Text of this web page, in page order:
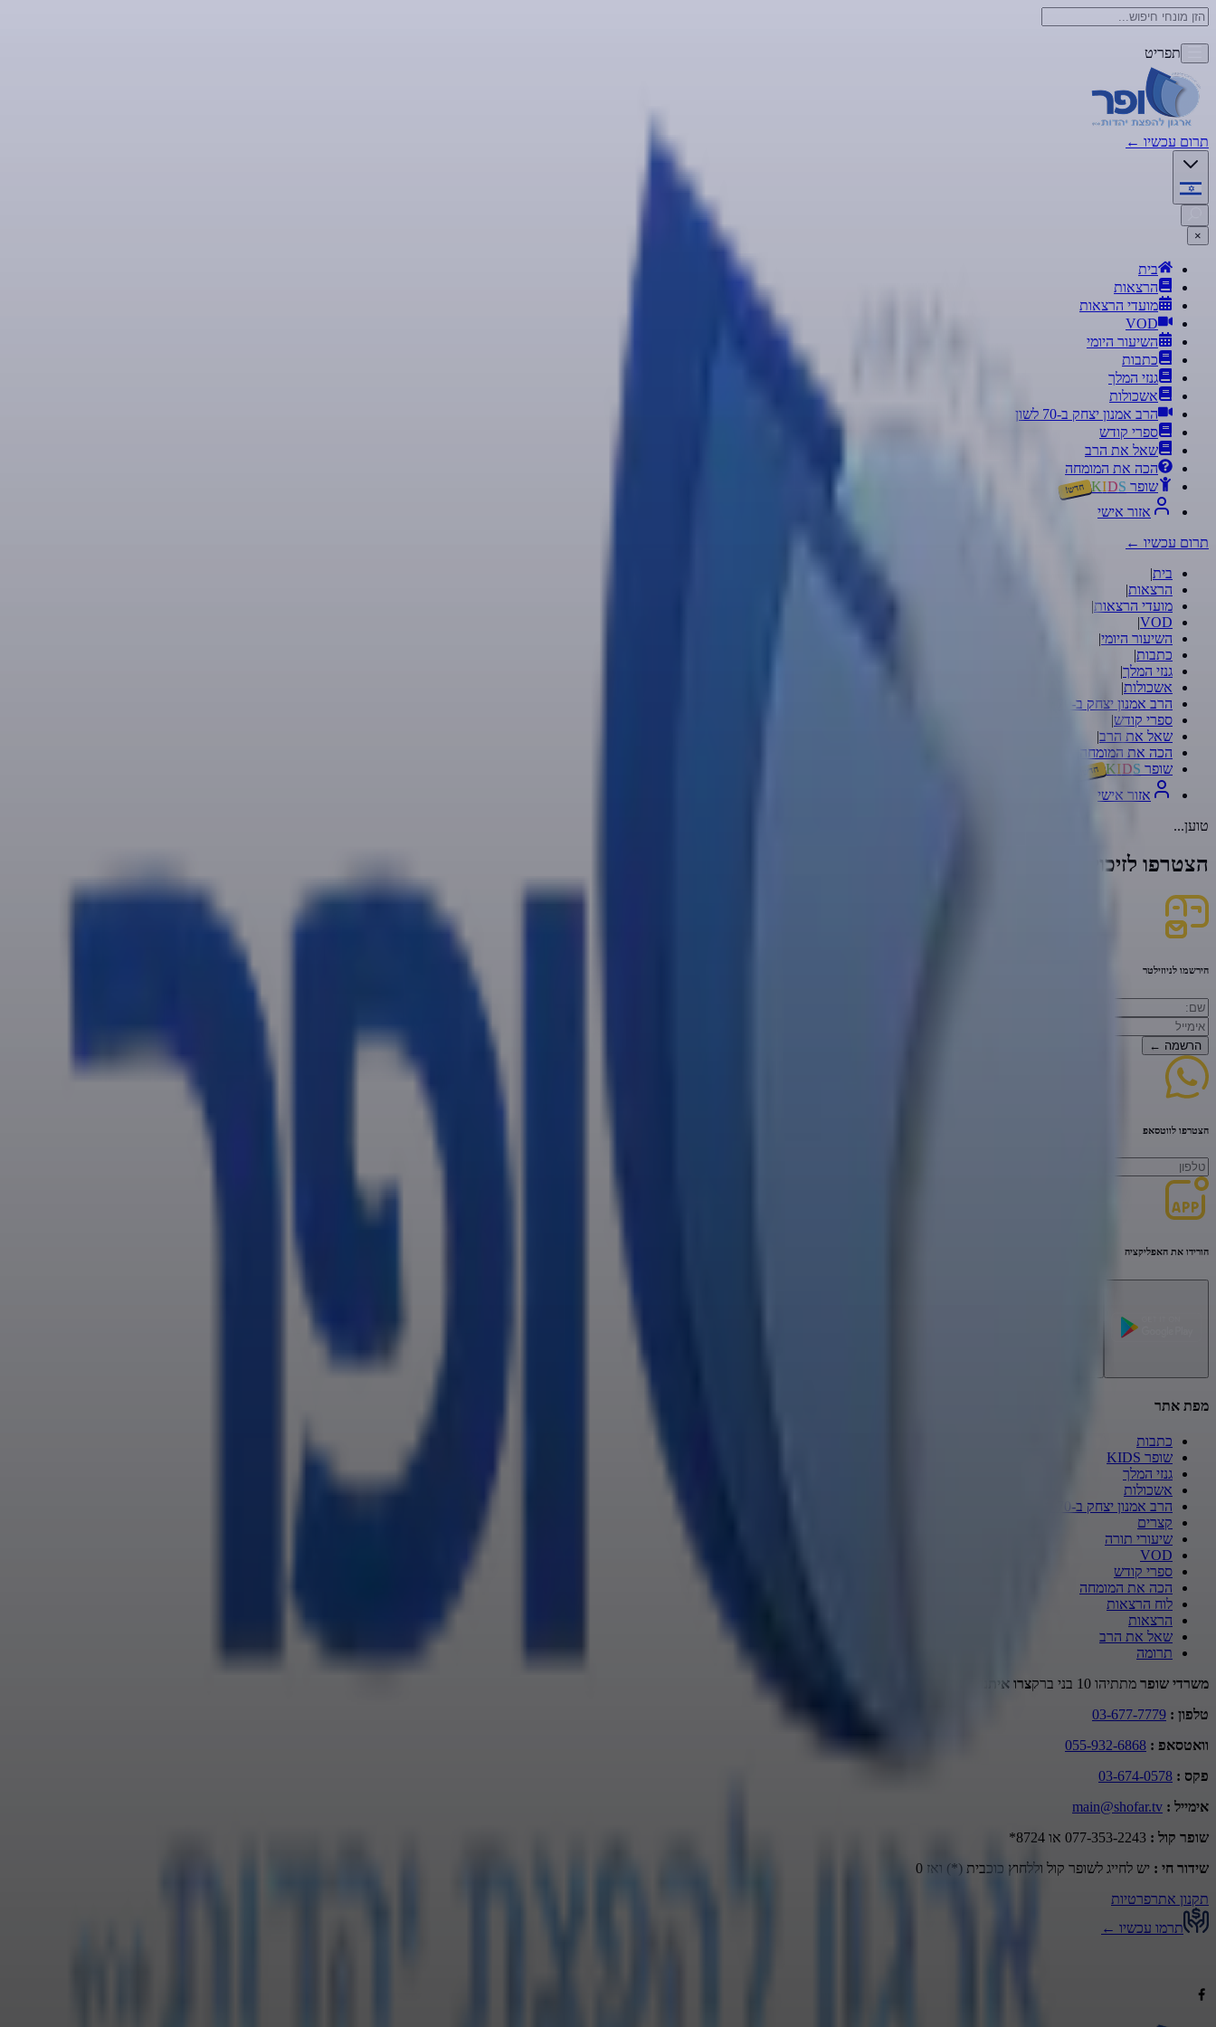
תפריט
תרום עכשיו ←
×
בית
הרצאות
מועדי הרצאות
VOD
השיעור היומי
כתבות
גנזי המלך
אשכולות
הרב אמנון יצחק ב-70 לשון
ספרי קודש
שאל את הרב
הכה את המומחה
שופר
KIDS חדש!
אזור אישי
תרום עכשיו ←
בית|
הרצאות|
מועדי הרצאות|
VOD
|
השיעור היומי|
כתבות|
גנזי המלך|
אשכולות|
הרב אמנון יצחק ב-70 לשון
ספרי קודש|
שאל את הרב|
הכה את המומחה
שופר
KIDS חדש!
אזור אישי
טוען...
הצטרפו לזיכוי הרבים הגדול בעולם
הירשמו לניוזילטר
הרשמה ←
הצטרפו לווטסאפ
הורידו את האפליקציה
מפת אתר
כתבות
שופר KIDS
גנזי המלך
אשכולות
הרב אמנון יצחק ב-70 לשון
קצרים
שיעורי תורה
VOD
ספרי קודש
הכה את המומחה
לוח הרצאות
הרצאות
שאל את הרב
תרומה
משרדי שופר מתתיהו 10 בני ברק
צרו איתנו קשר
טלפון :
03-677-7779
וואטסאפ :
055-932-6868
פקס :
03-674-0578
אימייל :
main@shofar.tv
שופר קול : 077-353-2243 או 8724*
שידור חי : יש לחייג לשופר קול וללחוץ כוכבית (*) ואז 0
תקנון אתרפרטיות
תרמו עכשיו ←